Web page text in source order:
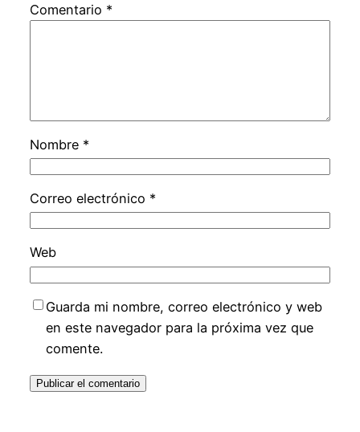
Comentario *
Nombre *
Correo electrónico *
Web
Guarda mi nombre, correo electrónico y web
en este navegador para la próxima vez que
comente.